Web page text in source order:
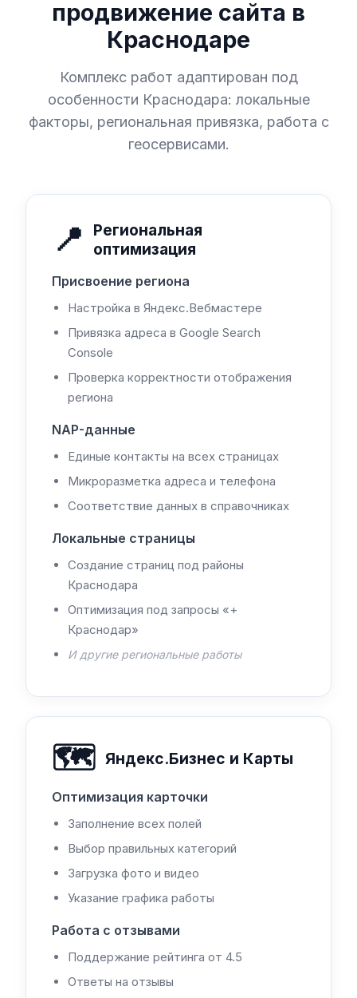
продвижение сайта в
Краснодаре
Комплекс работ адаптирован под
особенности Краснодара: локальные
факторы, региональная привязка, работа с
геосервисами.
📍
Региональная
оптимизация
Присвоение региона
Настройка в Яндекс.Вебмастере
Привязка адреса в Google Search
Console
Проверка корректности отображения
региона
NAP-данные
Единые контакты на всех страницах
Микроразметка адреса и телефона
Соответствие данных в справочниках
Локальные страницы
Создание страниц под районы
Краснодара
Оптимизация под запросы «+
Краснодар»
И другие региональные работы
🗺️ Яндекс.Бизнес и Карты
Оптимизация карточки
Заполнение всех полей
Выбор правильных категорий
Загрузка фото и видео
Указание графика работы
Работа с отзывами
Поддержание рейтинга от 4.5
Ответы на отзывы